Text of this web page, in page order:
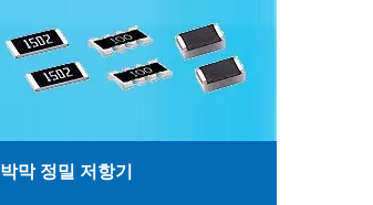
박막 정밀 저항기